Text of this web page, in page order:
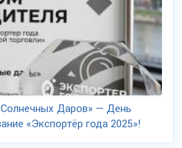
Даров» — День
«Экспортёр года 2025»!